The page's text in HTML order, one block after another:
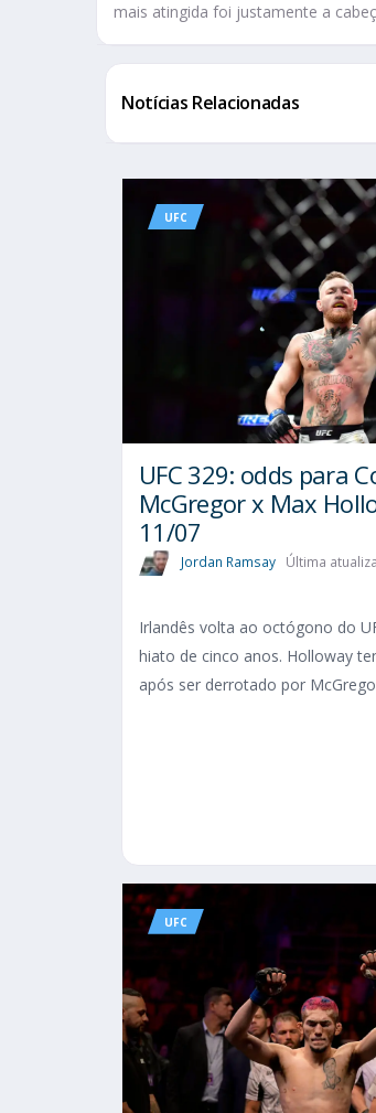
mais atingida foi justamente a
Notícias Relacionadas
UFC
UFC 329: odds para
McGregor x Max
11/07
Jordan Ramsay Última
Irlandês volta ao octógono do
hiato de cinco anos. Holloway
após ser derrotado por
UFC